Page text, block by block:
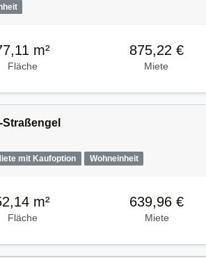
m²
Fläche
875,22 €
Miete
Straßengel
mit Kaufoption Wohneinheit
m²
Fläche
639,96 €
Miete